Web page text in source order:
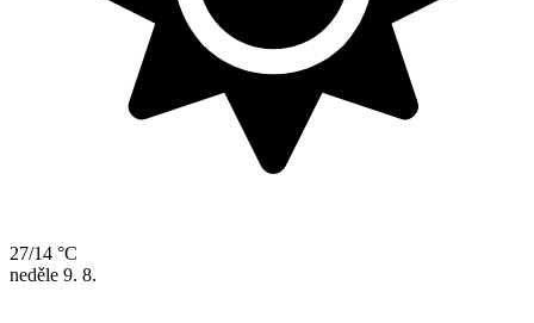
27/14 °C
neděle 9. 8.